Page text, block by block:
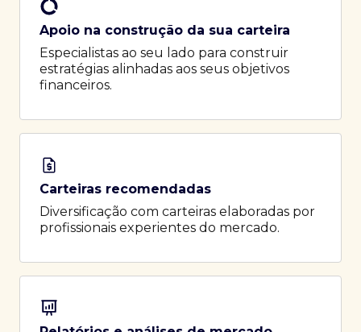
Apoio na construção da sua carteira
Especialistas ao seu lado para construir
estratégias alinhadas aos seus objetivos
financeiros.
Carteiras recomendadas
Diversificação com carteiras elaboradas por
profissionais experientes do mercado.